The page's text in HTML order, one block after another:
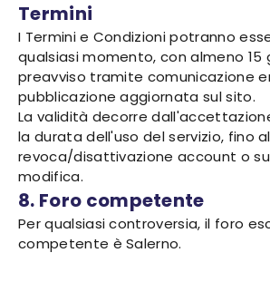
Termini
I Termini e Condizioni potranno
qualsiasi momento, con almeno 15
preavviso tramite comunicazione
pubblicazione aggiornata sul sito.
La validità decorre
la durata dell'uso del servizio, fino
revoca/disattivazione account o
modifica.
8. Foro competente
Per qualsiasi controversia, il foro
competente è Salerno.